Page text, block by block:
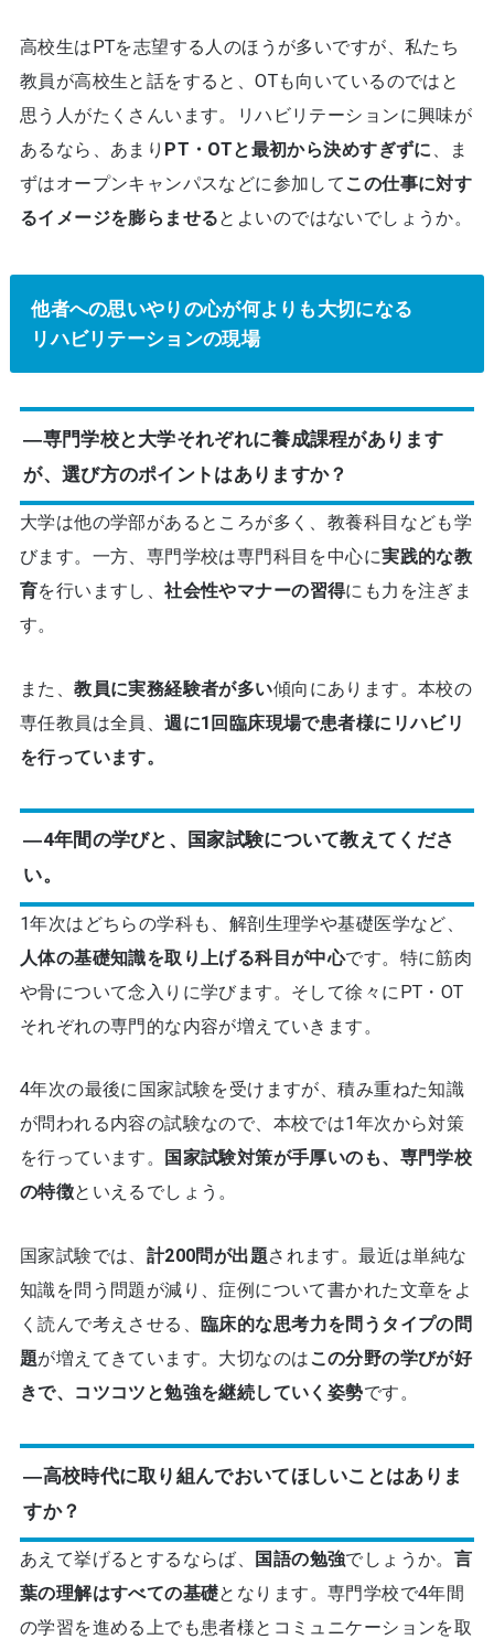
高校生はPTを志望する人のほうが多いですが、私たち
教員が高校生と話をすると、OTも向いているのではと
思う人がたくさんいます。リハビリテーションに興味が
あるなら、あまり PT・OTと最初から決めすぎずに 、ま
ずはオープンキャンパスなどに参加して この仕事に対す
るイメージを膨らませるとよいのではないでしょうか。
他者への思いやりの心が何よりも大切になる
リハビリテーションの現場
―専門学校と大学それぞれに養成課程があります
が、選び方のポイントはありますか？
大学は他の学部があるところが多く、教養科目なども学
びます。一方、専門学校は専門科目を中心に実践的な教
育を行いますし、社会性やマナーの習得にも力を注ぎま
す。
また、教員に実務経験者が多い傾向にあります。本校の
専任教員は全員、週に1回臨床現場で患者様にリハビリ
を行っています。
―4年間の学びと、国家試験について教えてくださ
い。
1年次はどちらの学科も、解剖生理学や基礎医学など、
人体の基礎知識を取り上げる科目が中心です。特に筋肉
や骨について念入りに学びます。そして徐々にPT・OT
それぞれの専門的な内容が増えていきます。
4年次の最後に国家試験を受けますが、積み重ねた知識
が問われる内容の試験なので、本校では1年次から対策
を行っています。
国家試験対策が手厚いのも、専門学校
の特徴といえるでしょう。
国家試験では、 計200問が出題されます。最近は単純な
知識を問う問題が減り、症例について書かれた文章をよ
く読んで考えさせる、臨床的な思考力を問うタイプの問
題が増えてきています。大切なのは この分野の学びが好
きで、コツコツと勉強を継続していく姿勢です。
―高校時代に取り組んでおいてほしいことはありま
すか？
あえて挙げるとするならば、 国語の勉強でしょうか。 言
葉の理解はすべての基礎となります。専門学校で4年間
の学習を進める上でも患者様とコミュニケーションを取